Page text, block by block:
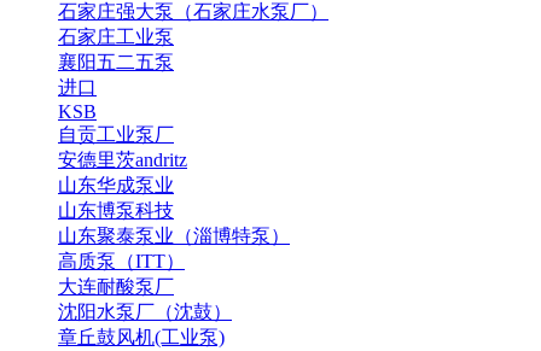
石家庄强大泵（石家庄水泵厂）
石家庄工业泵
襄阳五二五泵
进口
KSB
自贡工业泵厂
安德里茨andritz
山东华成泵业
山东博泵科技
山东聚泰泵业（淄博特泵）
高质泵（ITT）
大连耐酸泵厂
沈阳水泵厂（沈鼓）
章丘鼓风机(工业泵)